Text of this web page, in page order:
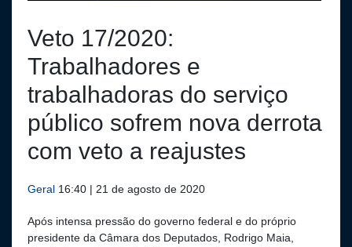
Veto 17/2020:
Trabalhadores e
trabalhadoras do serviço
público sofrem nova derrota
com veto a reajustes
Geral 16:40 | 21 de agosto de 2020
Após intensa pressão do governo federal e do próprio
presidente da Câmara dos Deputados, Rodrigo Maia,